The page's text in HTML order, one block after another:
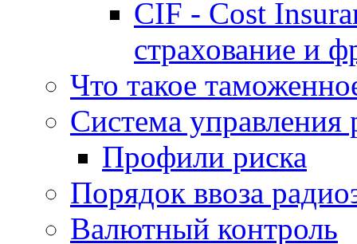
CIF - Cost
страхование и
Что такое
Система
Профили риска
Порядок ввоза
Валютный контроль